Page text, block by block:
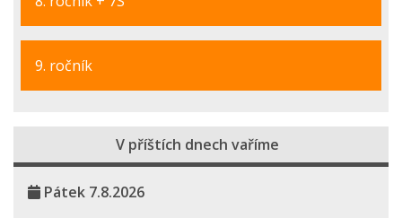
9. ročník
V příštích dnech vaříme
Pátek 7.8.2026